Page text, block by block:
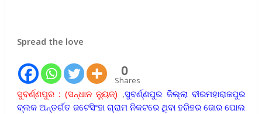
Spread the love
0
Shares
ସୁବର୍ଣ୍ଣପୁର : (ସନ୍ଧାନ ନ୍ୟୁଜ୍) ,ସୁବର୍ଣ୍ଣପୁର ଜିଲ୍ଲା ବୀରମହାରାଜପୁର
ବ୍ଲକ ଅନ୍ତର୍ଗତ ଜଟେସିଂହା ଗ୍ରାମ ନିକଟରେ ଥିବା ହରିହର ଜୋର ପୋଲ